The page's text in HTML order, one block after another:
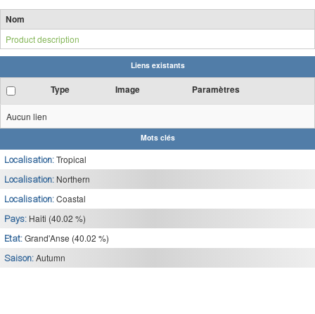
Nom
Product description
Liens existants
Type Image Paramètres
Aucun lien
Mots clés
Localisation: Tropical
Localisation: Northern
Localisation: Coastal
Pays: Haiti (40.02 %)
Etat: Grand'Anse (40.02 %)
Saison: Autumn